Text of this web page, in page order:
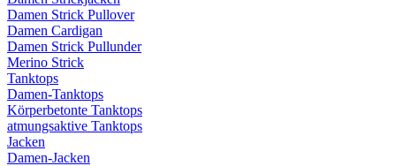
Damen Strick Pullover
Damen Cardigan
Damen Strick Pullunder
Merino Strick
Tanktops
Damen-Tanktops
Körperbetonte Tanktops
atmungsaktive Tanktops
Jacken
Damen-Jacken